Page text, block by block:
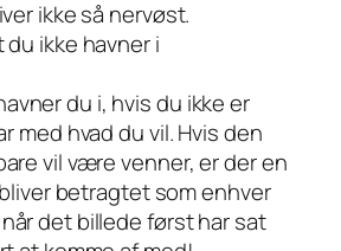
ikke så nervøst.
ikke havner i
du i, hvis du ikke er
med hvad du vil. Hvis den
vil være venner, er der en
betragtet som enhver
det billede først har sat